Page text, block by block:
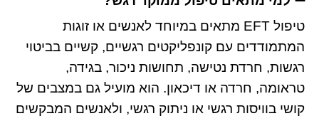
טיפול EFT מתאים במיוחד לאנשים או זוגות
המתמודדים עם קונפליקטים רגשיים, קשיים בביטוי
רגשות, חרדת נטישה, תחושות ניכור, בגידה,
טראומה, חרדה או דיכאון. הוא מועיל גם במצבים של
קושי בוויסות רגשי או ניתוק רגשי, ולאנשים המבקשים